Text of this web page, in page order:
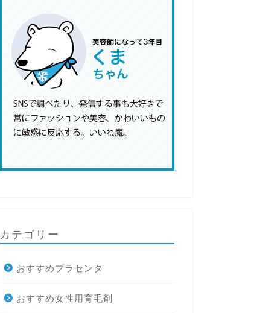
カテゴリー
おすすめプラセンタ
おすすめ女性用育毛剤